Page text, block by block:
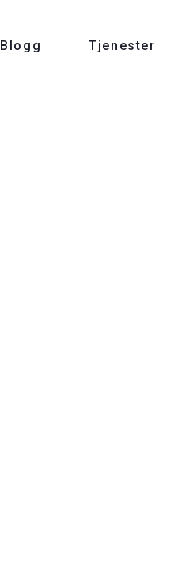
Blogg Tjenester